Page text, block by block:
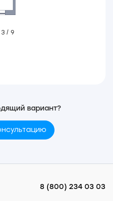
/ 9
вариант?
8 (800) 234 03 03